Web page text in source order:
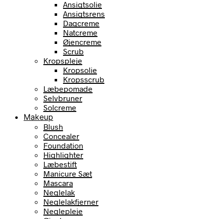
Ansigtsolie
Ansigtsrens
Dagcreme
Natcreme
Øjencreme
Scrub
Kropspleje
Kropsolie
Kropsscrub
Læbepomade
Selvbruner
Solcreme
Makeup
Blush
Concealer
Foundation
Highlighter
Læbestift
Manicure Sæt
Mascara
Neglelak
Neglelakfjerner
Neglepleje